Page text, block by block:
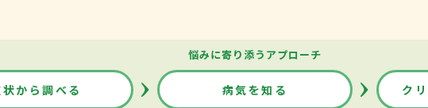
悩みに寄り添うアプローチ
から調べる 病気を知る ク